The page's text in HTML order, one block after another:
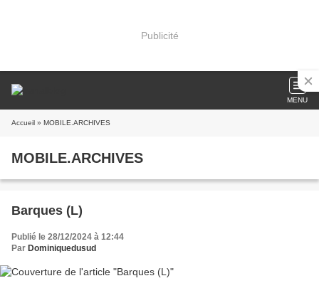
Publicité
MENU
Accueil » MOBILE.ARCHIVES
MOBILE.ARCHIVES
Barques (L)
Publié le 28/12/2024 à 12:44
Par Dominiquedusud